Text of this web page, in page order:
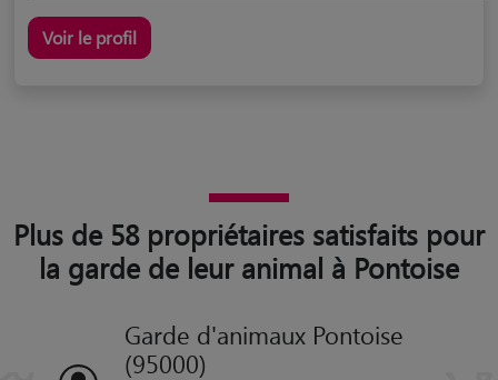
Voir le profil
Plus de 58 propriétaires satisfaits pour
la garde de leur animal à Pontoise
Garde d'animaux Pontoise
(95000)